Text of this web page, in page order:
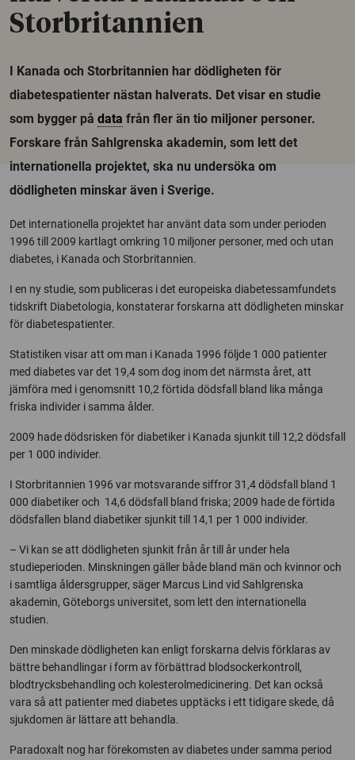
Storbritannien
I Kanada och Storbritannien har dödligheten för
diabetespatienter nästan halverats. Det visar en studie
som bygger på data från fler än tio miljoner personer.
Forskare från Sahlgrenska akademin, som lett det
internationella projektet, ska nu undersöka om
dödligheten minskar även i Sverige.
Det internationella projektet har använt data som under perioden
1996 till 2009 kartlagt omkring 10 miljoner personer, med och utan
diabetes, i Kanada och Storbritannien.
I en ny studie, som publiceras i det europeiska diabetessamfundets
tidskrift Diabetologia, konstaterar forskarna att dödligheten minskar
för diabetespatienter.
Statistiken visar att om man i Kanada 1996 följde 1 000 patienter
med diabetes var det 19,4 som dog inom det närmsta året, att
jämföra med i genomsnitt 10,2 förtida dödsfall bland lika många
friska individer i samma ålder.
2009 hade dödsrisken för diabetiker i Kanada sjunkit till 12,2 dödsfall
per 1 000 individer.
I Storbritannien 1996 var motsvarande siffror 31,4 dödsfall bland 1
000 diabetiker och 14,6 dödsfall bland friska; 2009 hade de förtida
dödsfallen bland diabetiker sjunkit till 14,1 per 1 000 individer.
– Vi kan se att dödligheten sjunkit från år till år under hela
studieperioden. Minskningen gäller både bland män och kvinnor och
i samtliga åldersgrupper, säger Marcus Lind vid Sahlgrenska
akademin, Göteborgs universitet, som lett den internationella
studien.
Den minskade dödligheten kan enligt forskarna delvis förklaras av
bättre behandlingar i form av förbättrad blodsockerkontroll,
blodtrycksbehandling och kolesterolmedicinering. Det kan också
vara så att patienter med diabetes upptäcks i ett tidigare skede, då
sjukdomen är lättare att behandla.
Paradoxalt nog har förekomsten av diabetes under samma period